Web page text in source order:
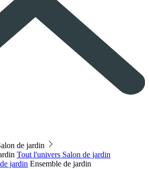
de jardin
Tout l'univers Salon de jardin
jardin Ensemble de jardin